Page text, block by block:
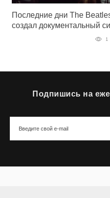
Последние дни The
создал документальный
1
Подпишись на